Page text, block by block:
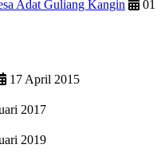
Adat Guliang Kangin
01
17 April 2015
2017
2019